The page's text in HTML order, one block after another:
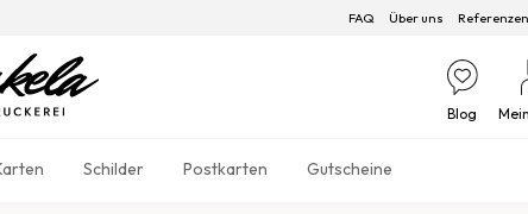
FAQ Über uns Referenzen
Blog
Schilder Postkarten Gutscheine